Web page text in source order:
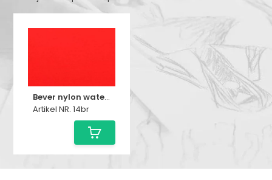
Bever nylon waterafstotend fluor rood - oranje
Artikel NR. 14br